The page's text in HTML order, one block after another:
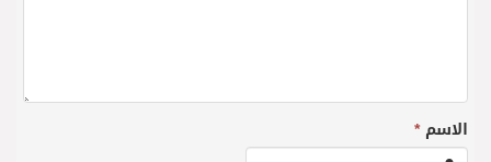
الاسم*